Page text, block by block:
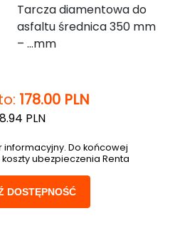
Tarcza diamentowa do
asfaltu średnica 350 mm
– …mm
178.00 PLN
PLN
Do końcowej
ubezpieczenia Renta
DOSTĘPNOŚĆ